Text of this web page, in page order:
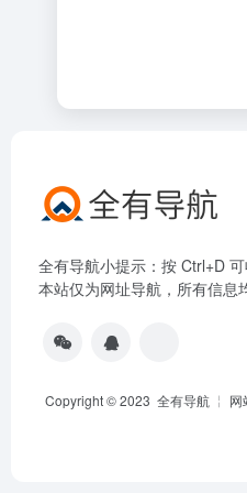
全有导航小提示：按 Ctrl+D 可
本站仅为网址导航，所有信息
Copyright © 2023 全有导航 ╎ 网